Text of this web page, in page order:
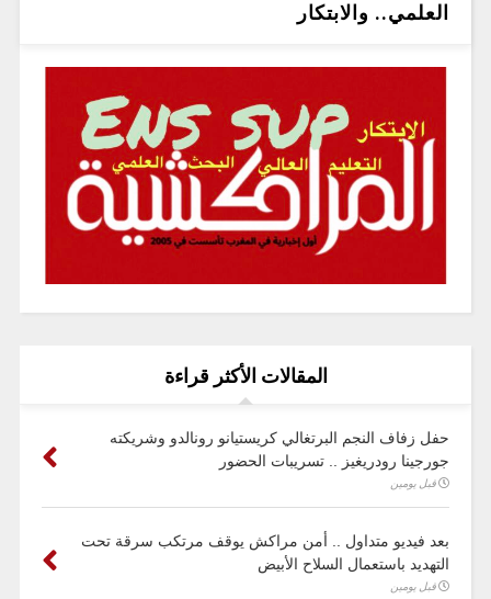
العلمي.. والابتكار
المقالات الأكثر قراءة
حفل زفاف النجم البرتغالي كريستيانو رونالدو وشريكته
جورجينا رودريغيز .. تسريبات الحضور
قبل يومين
بعد فيديو متداول .. أمن مراكش يوقف مرتكب سرقة تحت
التهديد باستعمال السلاح الأبيض
قبل يومين